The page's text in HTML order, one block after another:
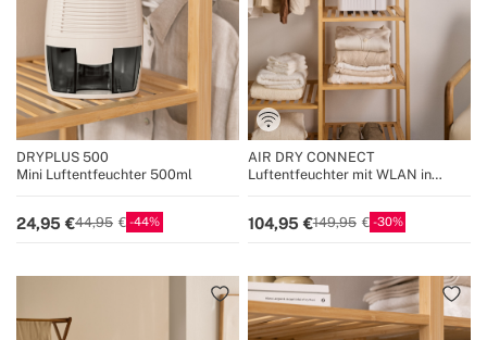
DRYPLUS 500
Mini Luftentfeuchter 500ml
24,95 44,95 44
AIR DRY CONNECT
Luftentfeuchter mit WLAN in
104,95 149,95 30